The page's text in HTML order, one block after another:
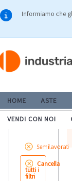
Informiamo che
HOME ASTE
VENDI CON NOI
Semilavorati
Cancella
tutti i
filtri